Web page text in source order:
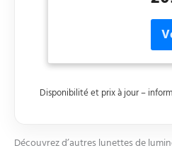
et
Disponibilité et prix à jour –
Découvrez d’autres lunettes de